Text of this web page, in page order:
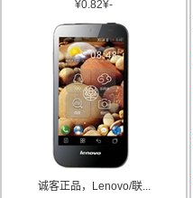
¥0.82¥-
诚客正品，Lenovo/联...